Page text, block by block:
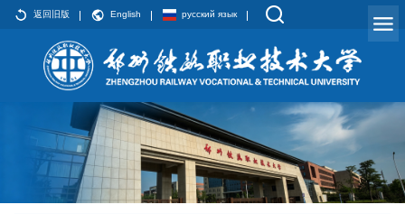
返回旧版 English русский язык